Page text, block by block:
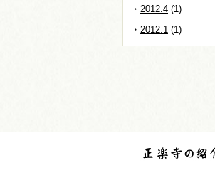
2012.4 (1)
2012.1 (1)